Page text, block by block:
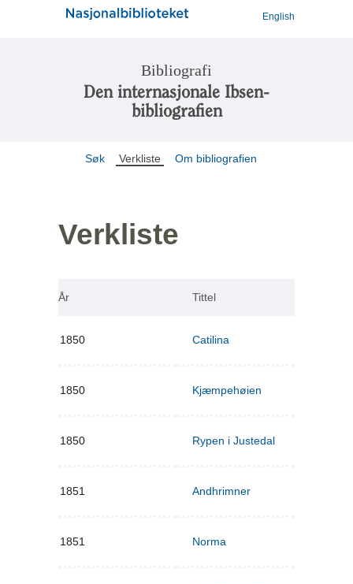
English
Bibliografi
Den internasjonale Ibsen-
bibliografien
Søk Verkliste Om bibliografien
Verkliste
År Tittel
1850 Catilina
1850 Kjæmpehøien
1850 Rypen i Justedal
1851 Andhrimner
1851 Norma